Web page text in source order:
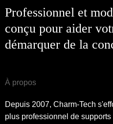
Professionnel et
conçu pour aider
démarquer de la
À propos
Depuis 2007, Charm-Tech
plus professionnel de